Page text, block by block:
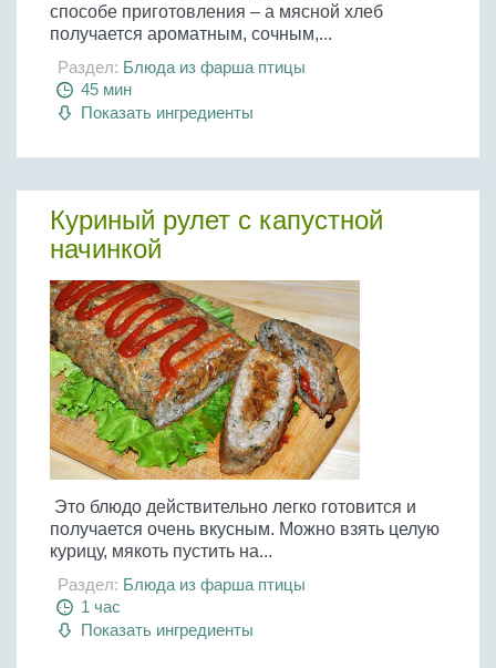
способе приготовления – а мясной хлеб
получается ароматным, сочным,...
Раздел: Блюда из фарша птицы
45 мин
Показать ингредиенты
Куриный рулет с капустной
начинкой
Это блюдо действительно легко готовится и
получается очень вкусным. Можно взять целую
курицу, мякоть пустить на...
Раздел: Блюда из фарша птицы
1 час
Показать ингредиенты